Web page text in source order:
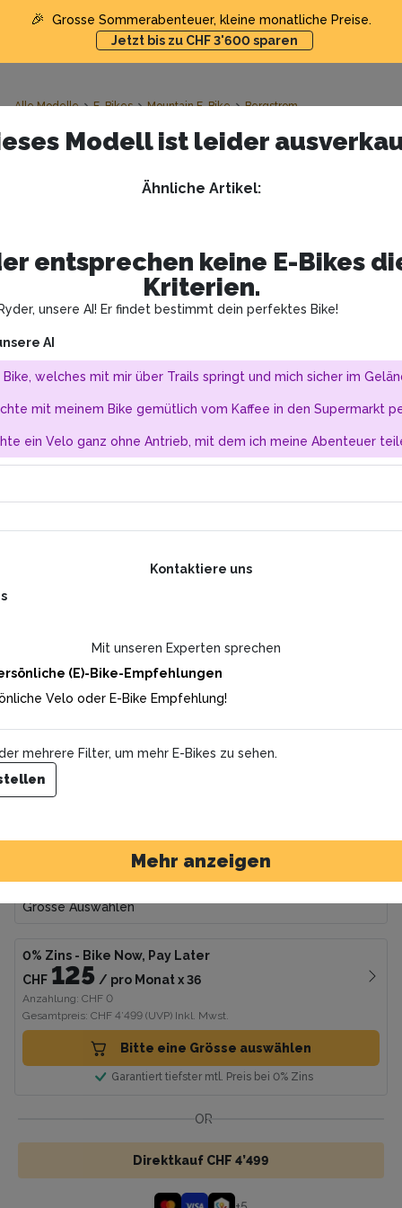
🎉
Grosse Sommerabenteuer, kleine monatliche Preise.
Jetzt bis zu CHF 3'600 sparen
Alle Modelle E-Bikes Mountain E-Bike Bergstrom
+3 images
Inkl. Mwst.
Das Bergstrom Pure 3.6 verbindet souveräne Offroad-
Performance mit stilvoller Alltagstauglichkeit. Der Bosch
Recon Silver mit 120 mm Federweg und die 29-Zoll-Bereifung
für Kontrolle, Grip und spürbar mehr Ruhe auf anspruchsvollen
Trails sorgen.
Black
Grösse
Grösse Auswählen
0% Zins - Bike Now, Pay Later
CHF 125 / pro Monatx36
Anzahlung: CHF 0
Gesamtpreis: CHF 4’499 (UVP) Inkl. Mwst.
Bitte eine Grösse auswählen
Garantiert tiefster mtl. Preis bei 0% Zins
OR
Direktkauf CHF 4’499
Modell ist leider
Ähnliche Artikel:
entsprechen keine E-Bikes
Kriterien.
unsere AI! Er findet bestimmt dein perfektes Bike!
AI
welches mit mir über Trails springt und mich sicher im
mit meinem Bike gemütlich vom Kaffee in den Supermarkt
ein Velo ganz ohne Antrieb, mit dem ich meine Abenteuer
Kontaktiere uns
Mit unseren Experten sprechen
(E)-Bike-Empfehlungen
Velo oder E-Bike Empfehlung!
mehrere Filter, um mehr E-Bikes zu sehen.
Mehr anzeigen